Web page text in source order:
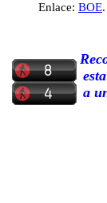
Enlace: BOE.
a